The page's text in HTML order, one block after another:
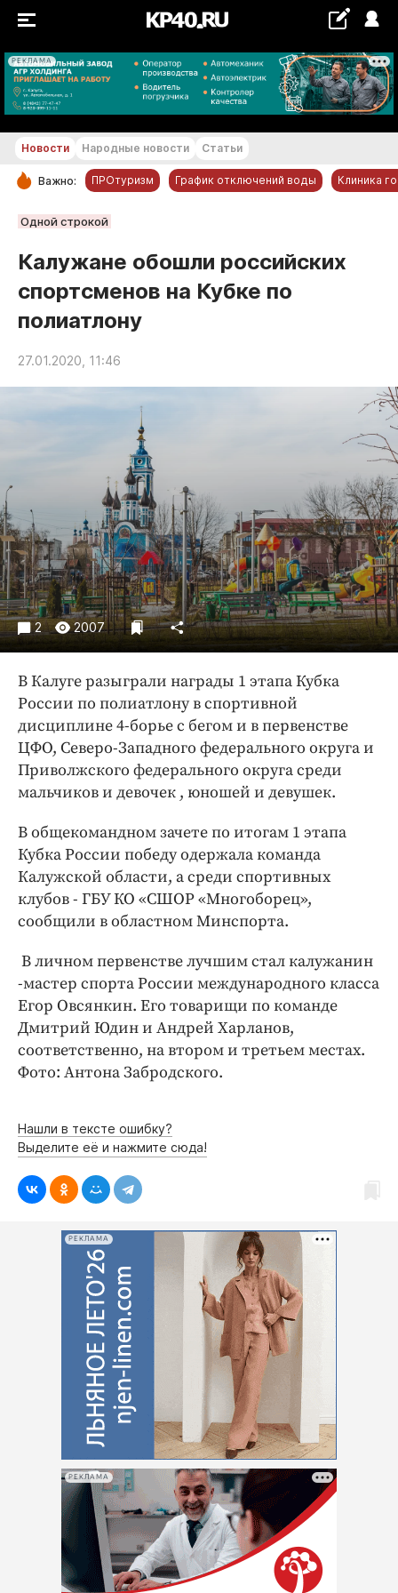
РЕКЛАМА
+21...+22 °С
РУБРИКИ
Новости компаний
Статьи
Народные новости
Авто и транспорт
Благоустройство
Криминал
Недвижимость и ЖКХ
Образование
Общество
Погода
Праздники
Происшествия
Спорт
Экономика и бизнес
ПРОЕКТЫ
Блоги
Издания
Медиаперсона
Интересное чтиво
Клиника года
Бренд года
Работодатель года
Новости Народные новости Статьи
Важно: ПРОтуризм График отключений воды Клиника
Одной строкой
Калужане обошли российских
спортсменов на Кубке по
полиатлону
27.01.2020, 11:46
2 2007
В Калуге разыграли награды 1 этапа Кубка
России по полиатлону в спортивной
дисциплине 4-борье с бегом и в первенстве
ЦФО, Северо-Западного федерального округа и
Приволжского федерального округа среди
мальчиков и девочек , юношей и девушек.
В общекомандном зачете по итогам 1 этапа
Кубка России победу одержала команда
Калужской области, а среди спортивных
клубов - ГБУ КО «СШОР «Многоборец»,
сообщили в областном Минспорта.
В личном первенстве лучшим стал калужанин
-мастер спорта России международного класса
Егор Овсянкин. Его товарищи по команде
Дмитрий Юдин и Андрей Харланов,
соответственно, на втором и третьем местах.
Фото: Антона Забродского.
Нашли в тексте ошибку?
Выделите её и нажмите сюда!
РЕКЛАМА
РЕКЛАМА